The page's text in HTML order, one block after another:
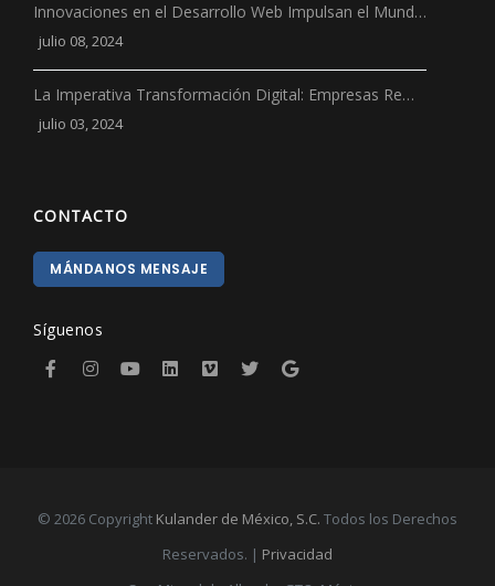
Innovaciones en el Desarrollo Web Impulsan el Mund…
julio 08, 2024
La Imperativa Transformación Digital: Empresas Re…
julio 03, 2024
CONTACTO
MÁNDANOS MENSAJE
Síguenos
© 2026 Copyright Kulander de México, S.C. Todos los Derechos
Reservados. | Privacidad